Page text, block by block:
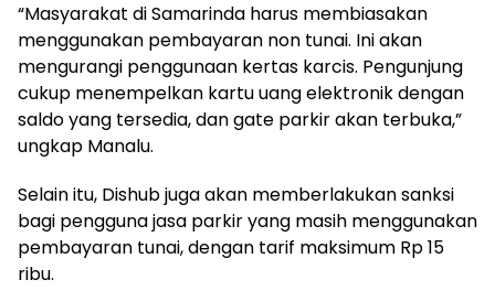
“Masyarakat di Samarinda harus membiasakan
menggunakan pembayaran non tunai. Ini akan
mengurangi penggunaan kertas karcis. Pengunjung
cukup menempelkan kartu uang elektronik dengan
saldo yang tersedia, dan gate parkir akan terbuka,”
ungkap Manalu.
Selain itu, Dishub juga akan memberlakukan sanksi
bagi pengguna jasa parkir yang masih menggunakan
pembayaran tunai, dengan tarif maksimum Rp 15
ribu.